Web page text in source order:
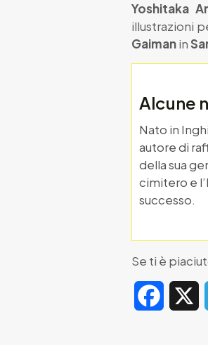
Yoshitaka
illustrazioni
Gaimanin
Alcune
Nato in
autore di
della sua
cimitero e
successo.
Se ti è